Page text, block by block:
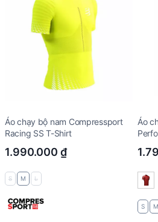
Áo chạy bộ nam Compressport
Racing SS T-Shirt
1.990.000 ₫
S M L
Áo
S M